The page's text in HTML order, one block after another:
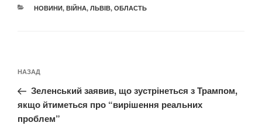
КАТЕГОРІЇ
НОВИНИ, ВІЙНА, ЛЬВІВ, ОБЛАСТЬ
записів
Попередній
запис:
НАЗАД
Зеленський заявив, що зустрінеться з Трампом,
якщо йтиметься про “вирішення реальних
проблем”